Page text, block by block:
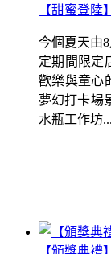
【甜蜜登陸
今個夏天由
定期間限定
歡樂與童心
夢幻打卡場
水瓶工作坊...
【頒獎典禮